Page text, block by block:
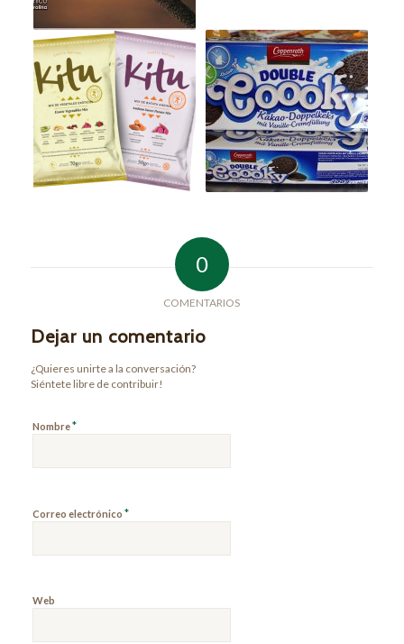
0
COMENTARIOS
Dejar un comentario
¿Quieres unirte a la conversación?
Siéntete libre de contribuir!
Nombre*
Correo electrónico *
Web